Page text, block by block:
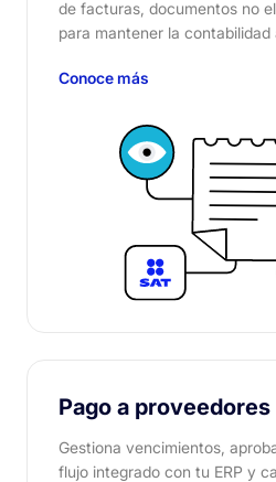
de facturas, documentos no
para mantener la contabilidad
Conoce más
Pago a proveedores
Gestiona vencimientos,
flujo integrado con tu ERP y